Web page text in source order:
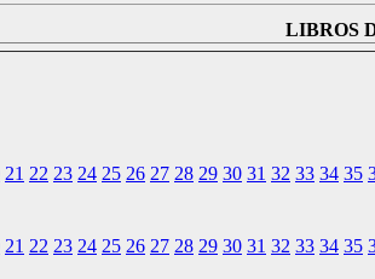
LIBROS
21 22 23 24 25 26 27 28 29 30 31 32 33 34 35
21 22 23 24 25 26 27 28 29 30 31 32 33 34 35